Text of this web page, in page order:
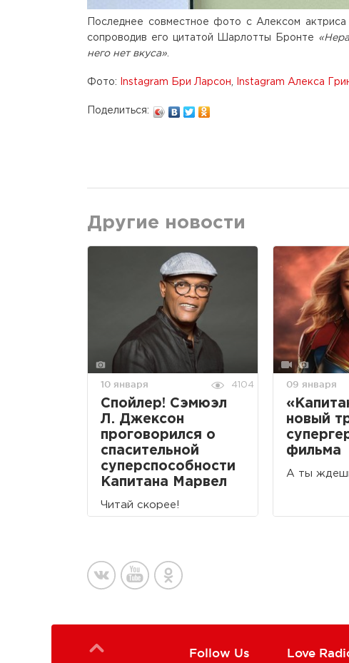
Последнее совместное фото с Алексом
сопроводив его цитатой Шарлотты Бронте
него нет вкуса»
Фото: Instagram Бри Ларсон Instagram Алекса
Поделиться:
Другие новости
10 января 4104
Спойлер! Сэмюэл
Л. Джексон
проговорился о
спасительной
суперспособности
Капитана Марвел
Читай скорее!
09 января
новый
фильма
А ты
Follow Us Love